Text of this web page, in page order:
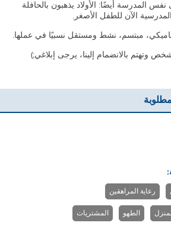
نفس المدرسة أيضًا: الأولاد يذهبون بالحافلة
الآن للطفل الأصغر.
مبتسم، نشط ومستقل نسبيًا في عملها.
وتهتم بالانضمام إلينا، يرجى إبلاغي;)
رعاية المراهقين
الطهو المشتريات